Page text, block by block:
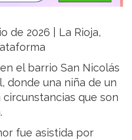
de 2026 | La Rioja,
el barrio San Nicolás
donde una niña de un
que son
fue asistida por